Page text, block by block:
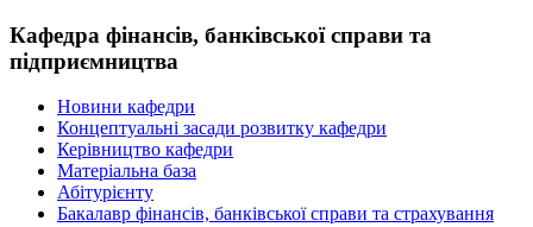
Кафедра фінансів, банківської справи та
підприємництва
Новини кафедри
Концептуальні засади розвитку кафедри
Керівництво кафедри
Матеріальна база
Абітурієнту
Бакалавр фінансів, банківської справи та страхування